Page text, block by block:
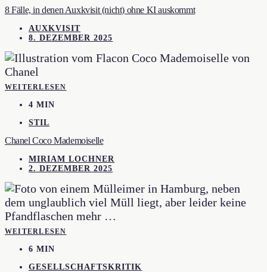
8 Fälle, in denen Auxkvisit (nicht) ohne KI auskommt
AUXKVISIT
8. DEZEMBER 2025
WEITERLESEN
4 MIN
STIL
Chanel Coco Mademoiselle
MIRIAM LOCHNER
2. DEZEMBER 2025
WEITERLESEN
6 MIN
GESELLSCHAFTSKRITIK